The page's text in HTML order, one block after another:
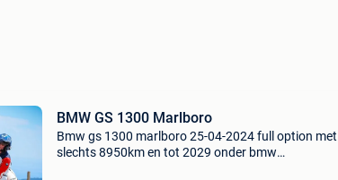
BMW GS 1300 Marlboro
Bmw gs 1300 marlboro 25-04-2024 full option met
slechts 8950km en tot 2029 onder bmw